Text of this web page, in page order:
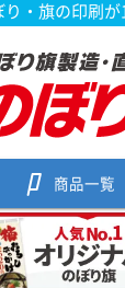
り・旗の印刷が
商品一覧